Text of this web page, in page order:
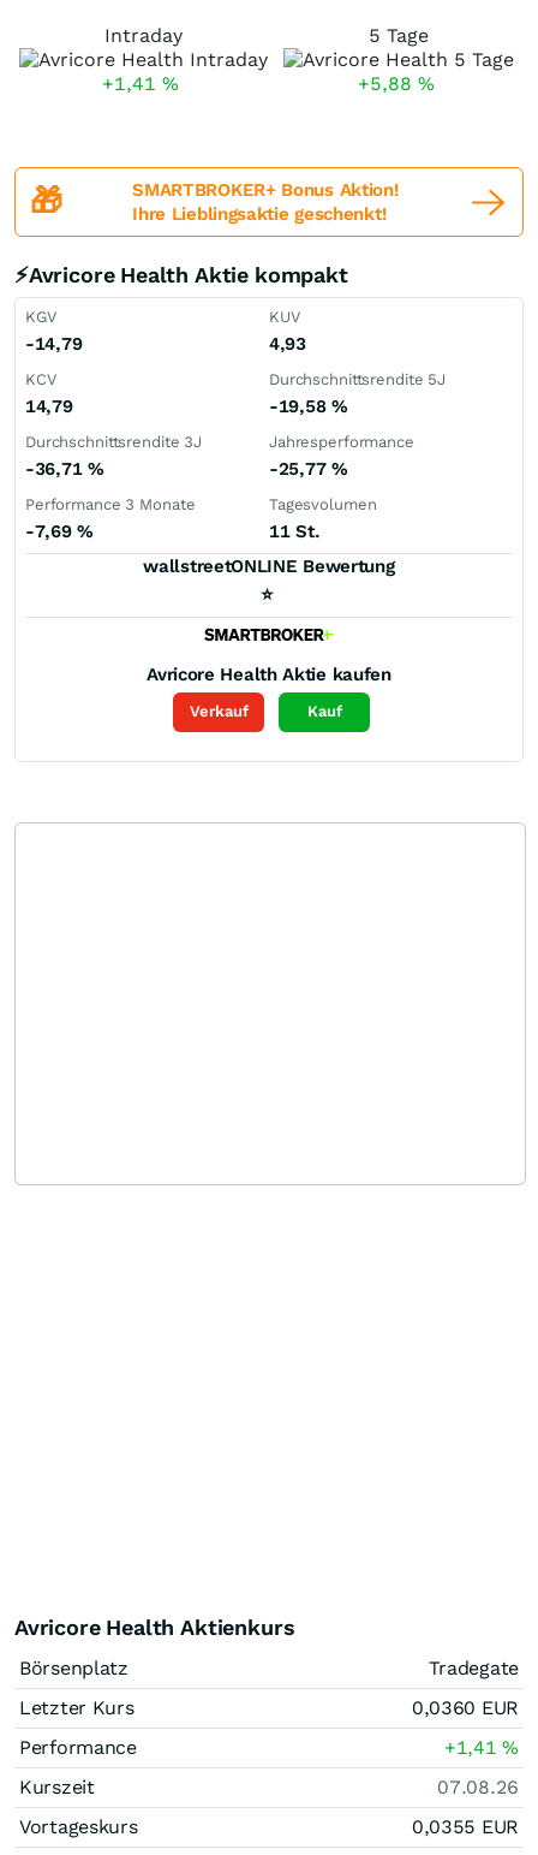
Intraday
+1,41 %
5 Tage
+5,88 %
🎁
SMARTBROKER+ Bonus Aktion!
Ihre Lieblingsaktie geschenkt!
⚡Avricore Health Aktie kompakt
KGV
-14,79
KUV
4,93
KCV
14,79
Durchschnittsrendite 5J
-19,58 %
Durchschnittsrendite 3J
-36,71 %
Jahresperformance
-25,77 %
Performance 3 Monate
-7,69%
Tagesvolumen
11 St.
wallstreetONLINE Bewertung
⭐
Avricore Health Aktie kaufen
Verkauf Kauf
Avricore Health Aktienkurs
Börsenplatz
Tradegate
Letzter Kurs
0,0360 EUR
Performance
+1,41%
Kurszeit
07.08.26
Vortageskurs
0,0355 EUR